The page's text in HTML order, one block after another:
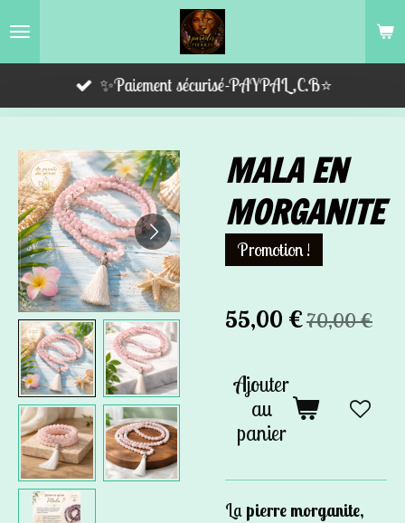
Passer
✨Paiement sécurisé-PAYPAL,C.B⭐️
MALA EN
MORGANITE
Promotion !
55,00 €70,00 €
Ajouter
au
panier
La pierre morganite,